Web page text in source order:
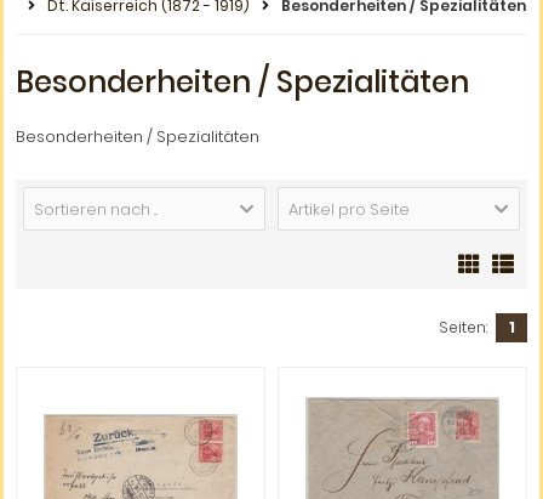
Dt. Kaiserreich (1872 - 1919)
Besonderheiten / Spezialitäten
Besonderheiten / Spezialitäten
Besonderheiten / Spezialitäten
Sortieren nach ... Artikel pro Seite
Seiten: 1